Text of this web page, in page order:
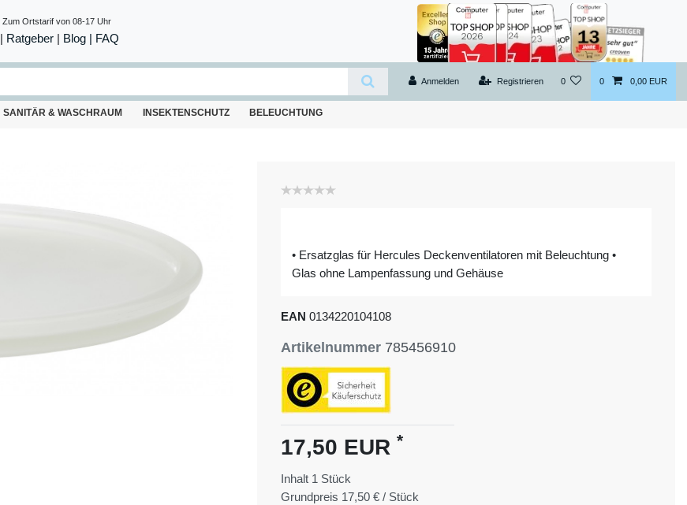
Zum Ortstarif von 08-17 Uhr
| Ratgeber| Blog | FAQ
Anmelden Registrieren 0 0 0,00 EUR
SANITÄR & WASCHRAUM INSEKTENSCHUTZ BELEUCHTUNG
• Ersatzglas für Hercules Deckenventilatoren mit Beleuchtung •
Glas ohne Lampenfassung und Gehäuse
EAN 0134220104108
Artikelnummer 785456910
17,50 EUR *
Inhalt 1 Stück
Grundpreis 17,50 € / Stück